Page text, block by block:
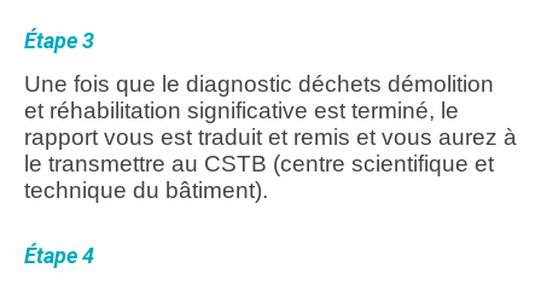
Étape 3
Une fois que le diagnostic déchets démolition
et réhabilitation significative est terminé, le
rapport vous est traduit et remis et vous aurez à
le transmettre au CSTB (centre scientifique et
technique du bâtiment).
Étape 4